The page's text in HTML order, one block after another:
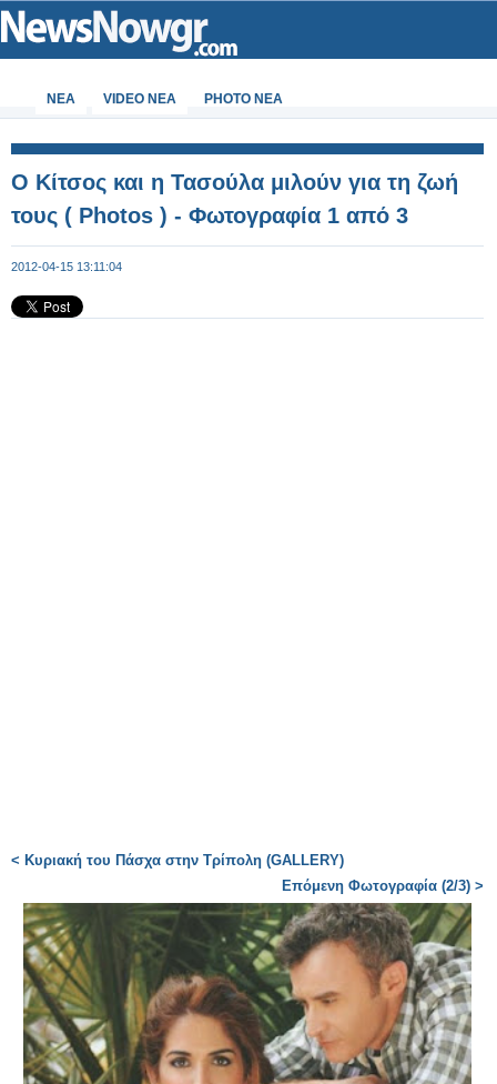
ΝΕΑ VIDEO NEA PHOTO NEA
Ο Κίτσος και η Τασούλα μιλούν για τη ζωή
τους ( Photos ) - Φωτογραφία 1 από 3
2012-04-15 13:11:04
< Κυριακή του Πάσχα στην Τρίπολη (GALLERY)
Επόμενη Φωτογραφία (2/3) >